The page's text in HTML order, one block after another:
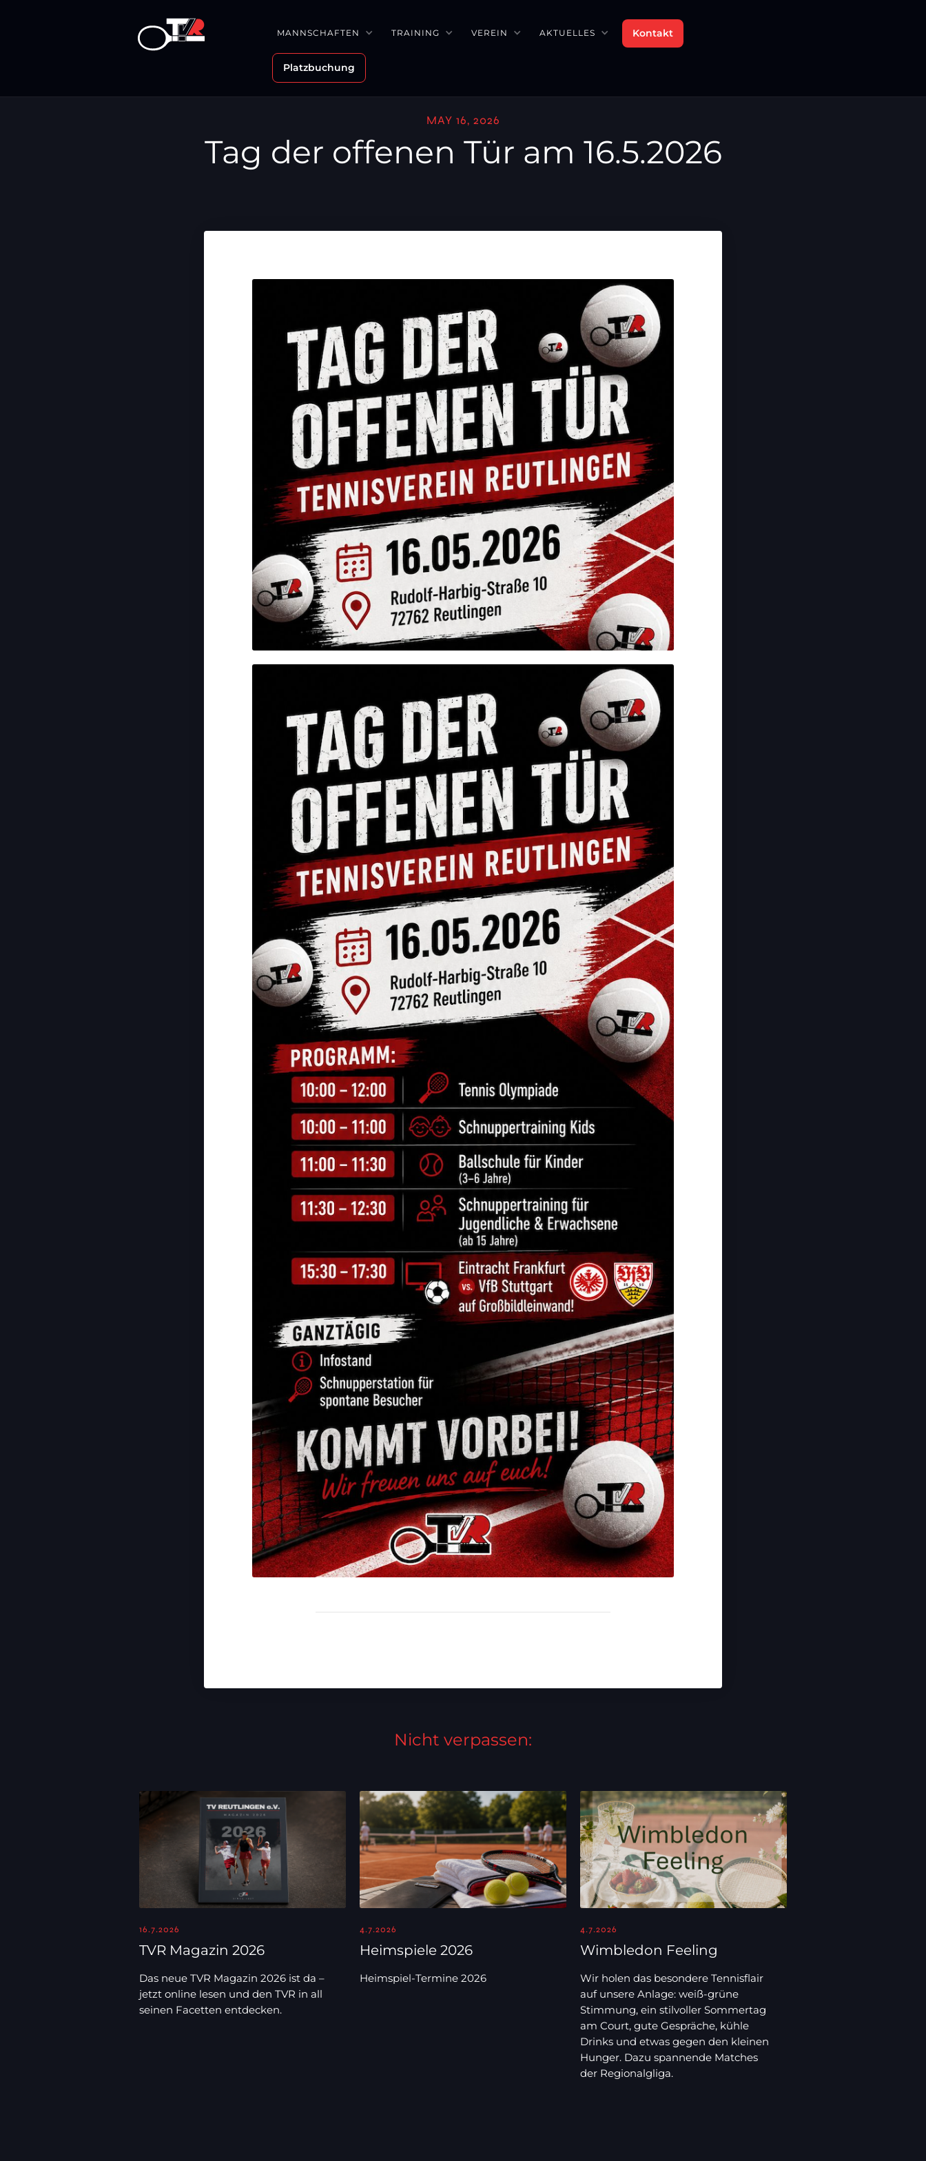
MANNSCHAFTEN TRAINING VEREIN AKTUELLES Kontakt
Platzbuchung
MAY 16, 2026
Tag der offenen Tür am 16.5.2026
Nicht verpassen:
16.7.2026
TVR Magazin 2026
Das neue TVR Magazin 2026 ist da –
jetzt online lesen und den TVR in all
seinen Facetten entdecken.
4.7.2026
Heimspiele 2026
Heimspiel-Termine 2026
4.7.2026
Wimbledon Feeling
Wir holen das besondere Tennisflair
auf unsere Anlage: weiß-grüne
Stimmung, ein stilvoller Sommertag
am Court, gute Gespräche, kühle
Drinks und etwas gegen den kleinen
Hunger. Dazu spannende Matches
der Regionalgliga.